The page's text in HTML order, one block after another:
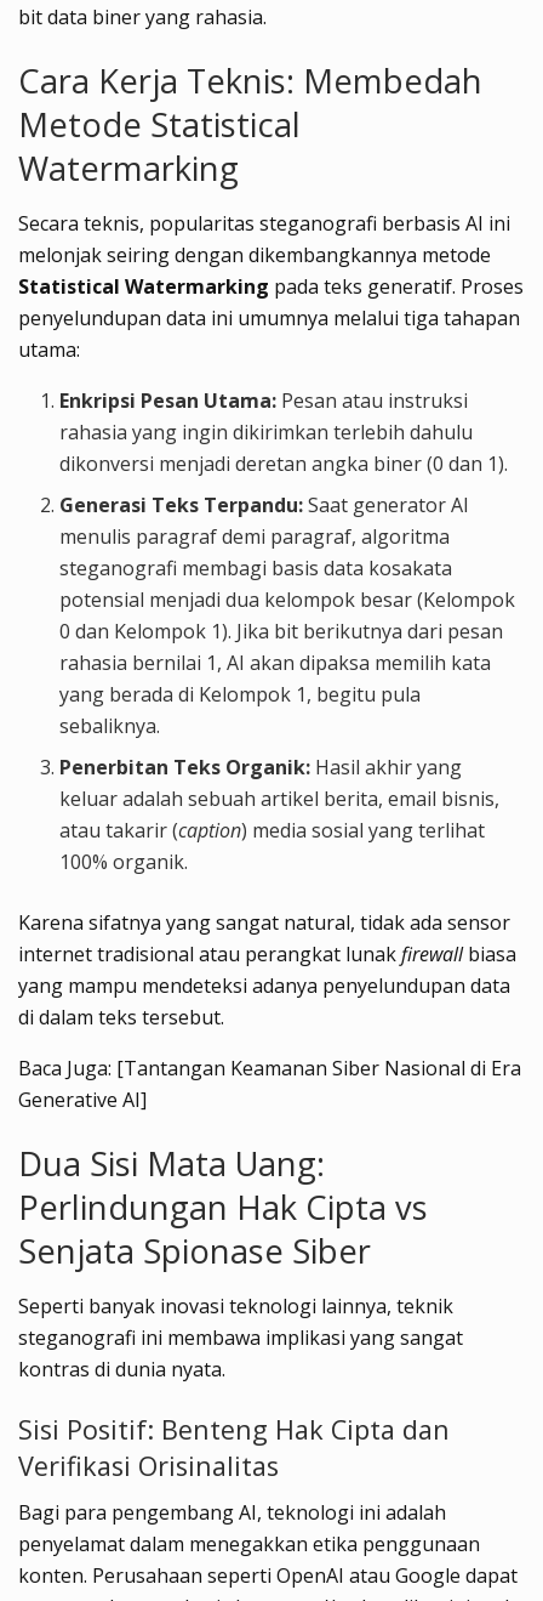
bit data biner yang rahasia.
Cara Kerja Teknis: Membedah
Metode Statistical
Watermarking
Secara teknis, popularitas steganografi berbasis AI ini
Statistical Watermarking pada teks generatif. Proses
penyelundupan data ini umumnya melalui tiga tahapan
utama:
Enkripsi Pesan Utama: Pesan atau instruksi
rahasia yang ingin dikirimkan terlebih dahulu
dikonversi menjadi deretan angka biner (0 dan 1).
Generasi Teks Terpandu:Saat generator AI
menulis paragraf demi paragraf, algoritma
steganografi membagi basis data kosakata
potensial menjadi dua kelompok besar (Kelompok
0 dan Kelompok 1). Jika bit berikutnya dari pesan
rahasia bernilai 1, AI akan dipaksa memilih kata
yang berada di Kelompok 1, begitu pula
sebaliknya.
Penerbitan Teks Organik: Hasil akhir yang
keluar adalah sebuah artikel berita, email bisnis,
atau takarir (caption) media sosial yang terlihat
100% organik.
Karena sifatnya yang sangat natural, tidak ada sensor
internet tradisional atau perangkat lunakfirewallbiasa
yang mampu mendeteksi adanya penyelundupan data
di dalam teks tersebut.
Baca Juga: [Tantangan Keamanan Siber Nasional di Era
Generative AI]
Dua Sisi Mata Uang:
Perlindungan Hak Cipta vs
Senjata Spionase Siber
Seperti banyak inovasi teknologi lainnya, teknik
steganografi ini membawa implikasi yang sangat
kontras di dunia nyata.
Sisi Positif: Benteng Hak Cipta dan
Verifikasi Orisinalitas
Bagi para pengembang AI, teknologi ini adalah
penyelamat dalam menegakkan etika penggunaan
konten. Perusahaan seperti OpenAI atau Google dapat